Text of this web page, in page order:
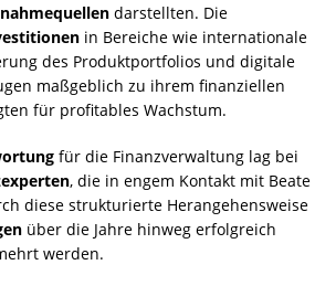
darstellten. Die
in Bereiche wie internationale
des Produktportfolios und digitale
maßgeblich zu ihrem finanziellen
für profitables Wachstum.
für die Finanzverwaltung lag bei
, die in engem Kontakt mit Beate
diese strukturierte Herangehensweise
über die Jahre hinweg erfolgreich
werden.